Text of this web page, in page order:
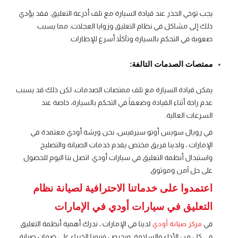
يجب توخي الحذر عند قيادة السيارة مع تلف أذرعة التعليق. فقد يؤدي
ذلك إلى مشاكل في نظام التعليق وزوايا العجلات، مما يسبب
صعوبة في التحكم بالسيارة وتآكلاً أسرع للإطارات.
ممتصات الصدمات التالفة:
يمكن قيادة السيارة مع تلف ممتصات الصدمات، لكن ذلك قد يسبب
عدم راحة أثناء القيادة وضعفاً في التحكم بالسيارة، خاصة عند
السرعات العالية.
في رويال سويس أوتو سيرفيس، نحن ورشة أودي معتمدة في
الإمارات ، ولدينا فريق مختص يقدم خدمات الصيانة والتصليح
واستبدال أنظمة التعليق في سيارات أودي. اتصل بنا اليوم للحصول
على حل آمن وموثوق.
اعتمدوا على خدماتنا الاحترافية لصيانة نظام
التعليق في سيارات أودي في الإمارات
في مركز صيانة أودي لدينا في الإمارات ، ندرك أهمية أنظمة التعليق